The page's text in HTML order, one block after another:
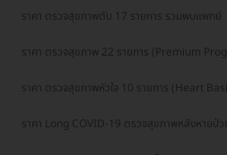
ราคา ตรวจสุขภาพตับ 17 รายการ รวมพบแพทย์
ราคา ตรวจสุขภาพ 22 รายการ (Premium
ราคา ตรวจสุขภาพหัวใจ 10 รายการ (Heart
ราคา Long COVID-19 ตรวจสุขภาพหลังหายป่